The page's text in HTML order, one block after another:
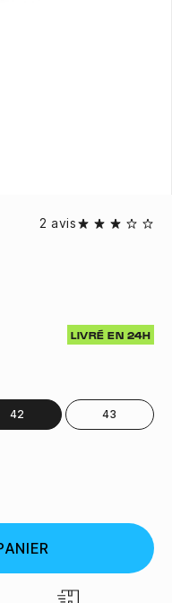
2 avis
LIVRÉ EN 24H
42 43